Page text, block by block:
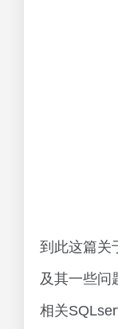
到此这篇关
及其一些问
相关